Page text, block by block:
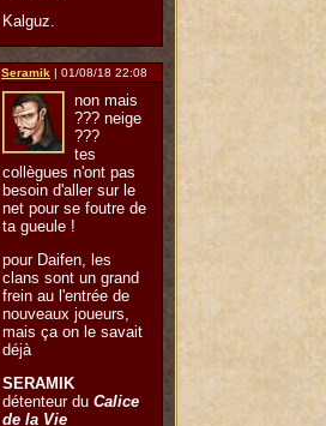
Kalguz.
Seramik | 01/08/18 22:08
non mais
??? neige
???
tes
collègues n'ont pas
besoin d'aller sur le
net pour se foutre de
ta gueule !
pour Daifen, les
clans sont un grand
frein au l'entrée de
nouveaux joueurs,
mais ça on le savait
déjà
SERAMIK
détenteur du Calice
de la Vie